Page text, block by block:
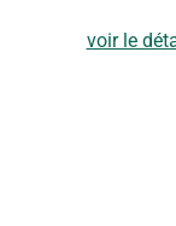
vous est
- SARL - NoRSAC:
informations sur
voir le